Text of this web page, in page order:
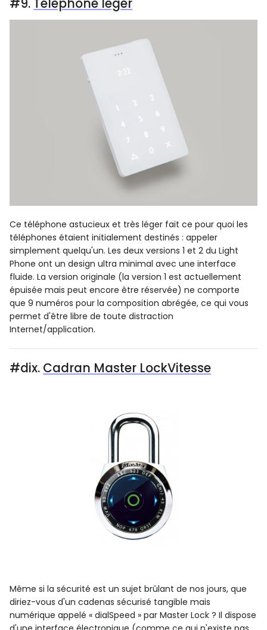
#9. Téléphone léger
Ce téléphone astucieux et très léger fait ce pour quoi les
téléphones étaient initialement destinés : appeler
simplement quelqu'un. Les deux versions 1 et 2 du Light
Phone ont un design ultra minimal avec une interface
fluide. La version originale (la version 1 est actuellement
épuisée mais peut encore être réservée) ne comporte
que 9 numéros pour la composition abrégée, ce qui vous
permet d'être libre de toute distraction
Internet/application.
#dix. Cadran Master LockVitesse
Même si la sécurité est un sujet brûlant de nos jours, que
diriez-vous d'un cadenas sécurisé tangible mais
numérique appelé « dialSpeed ​​» par Master Lock ? Il dispose